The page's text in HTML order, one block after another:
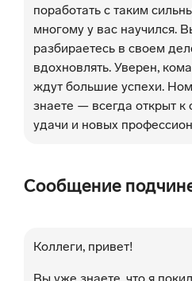
поработать с таким
многому у вас научился.
разбираетесь в своем
вдохновлять. Уверен,
ждут большие успехи.
знаете — всегда открыт
удачи и новых
Сообщение
Коллеги, привет!